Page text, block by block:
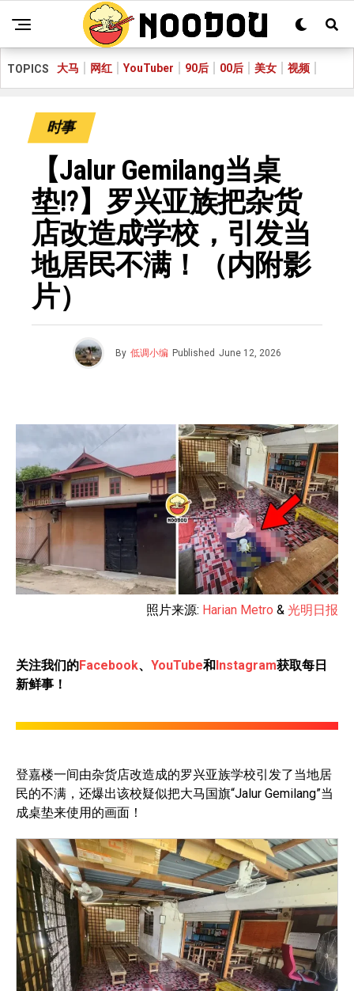
TOPICS 大马 网红 YouTuber 90后 00后 美女 视频
时事
【Jalur Gemilang当桌
垫⁉️】罗兴亚族把杂货
店改造成学校，引发当
地居民不满！（内附影
片）
By 低调小编 Published June 12, 2026
照片来源: Harian Metro & 光明日报
关注我们的Facebook、 YouTube和Instagram获取每日
新鲜事！
登嘉楼一间由杂货店改造成的罗兴亚族学校引发了当地居
民的不满，还爆出该校疑似把大马国旗“Jalur Gemilang”当
成桌垫来使用的画面！